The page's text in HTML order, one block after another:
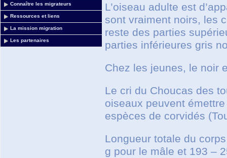
Connaître les migrateurs
Ressources et liens
La mission migration
Les partenaires
L’oiseau adulte est
sont vraiment noirs, les
reste des parties
parties inférieures gris
Chez les jeunes, le noir
Le cri du Choucas des
oiseaux peuvent
espèces de corvidés
Longueur totale du
g pour le mâle et 193 –